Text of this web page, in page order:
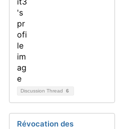
Discussion Thread 6
Révocation des